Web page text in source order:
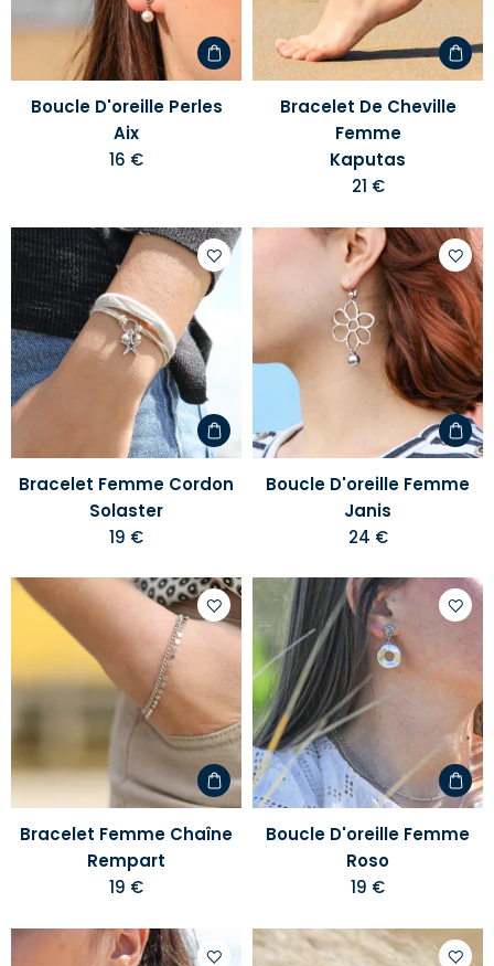
Boucle D'oreille Perles
Aix
16 €
Bracelet De Cheville
Femme
Kaputas
21 €
Ajouter
à
votre
liste
d'envies
Bracelet Femme Cordon
Solaster
19 €
à
votre
liste
Boucle D'oreille Femme
Janis
24 €
Ajouter
votre
liste
d'envies
Bracelet Femme Chaîne
Rempart
19 €
votre
liste
Boucle D'oreille Femme
Roso
19 €